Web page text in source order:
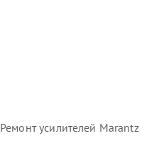
Ремонт усилителей Marantz